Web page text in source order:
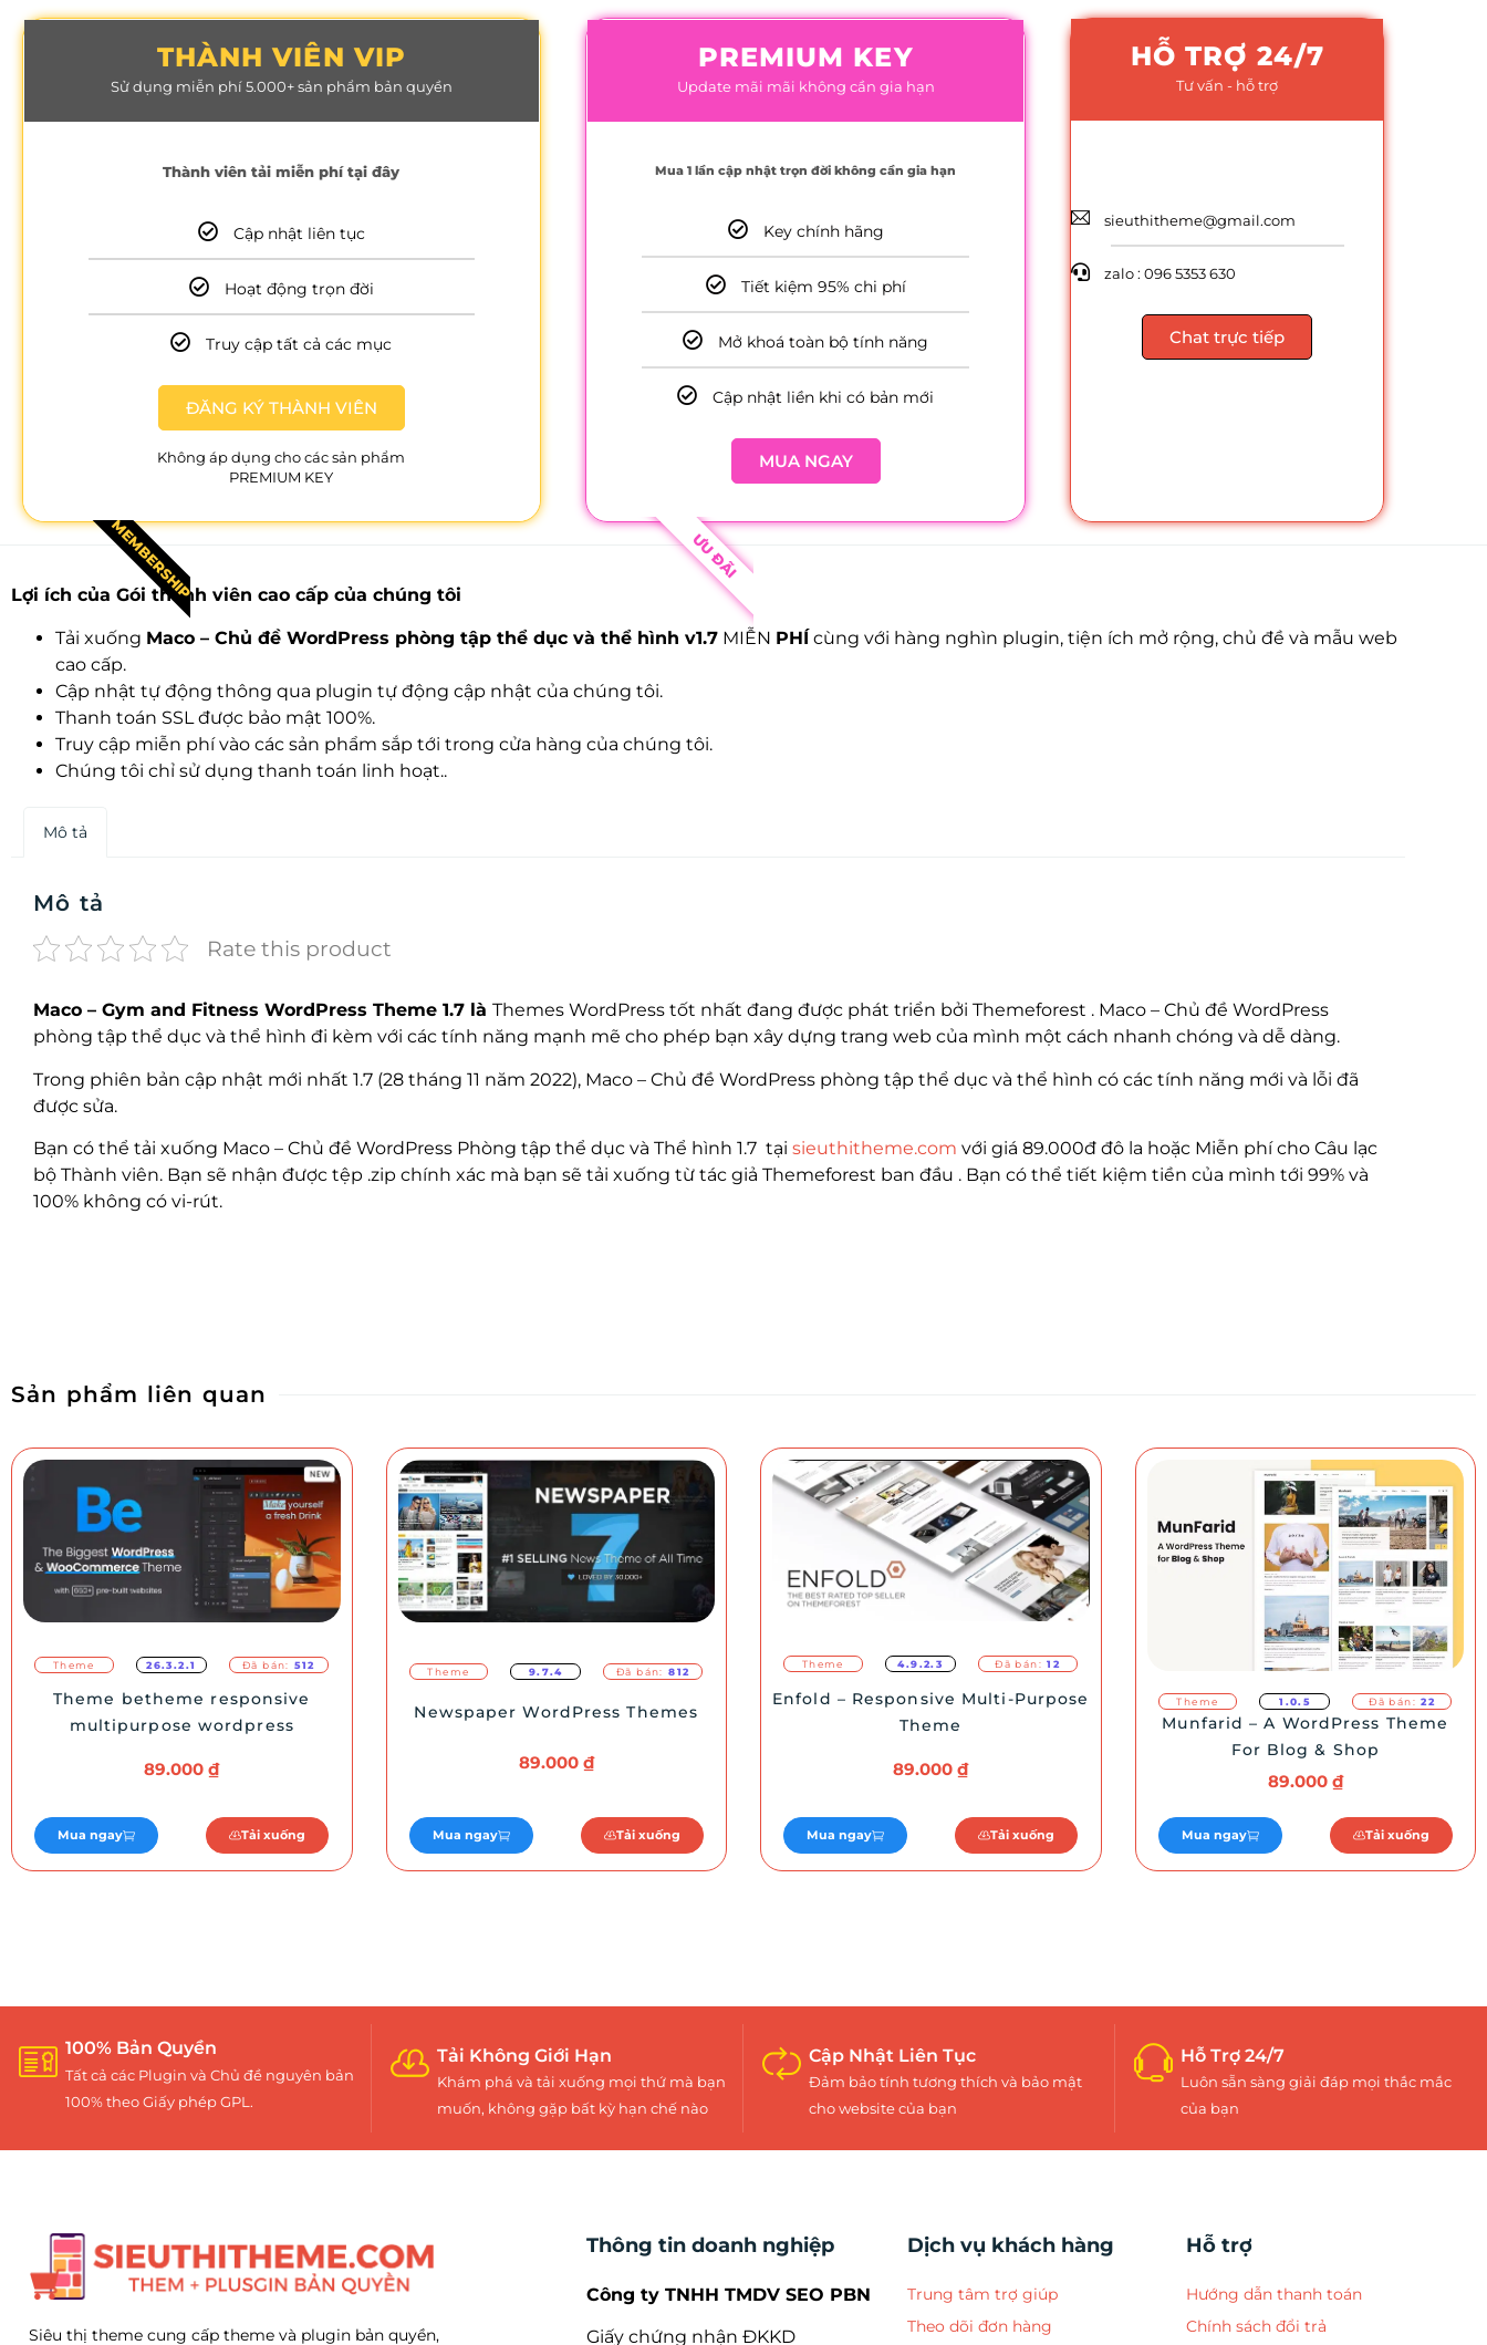
THÀNH VIÊN VIP
Sử dụng miễn phí 5.000+ sản phẩm bản quyền
Thành viên tải miễn phí tại đây
Cập nhật liên tục
Hoạt động trọn đời
Truy cập tất cả các mục
ĐĂNG KÝ THÀNH VIÊN
Không áp dụng cho các sản phẩm
PREMIUM KEY
MEMBERSHIP
PREMIUM KEY
Update mãi mãi không cần gia hạn
Mua 1 lần cập nhật trọn đời không cần gia hạn
Key chính hãng
Tiết kiệm 95% chi phí
Mở khoá toàn bộ tính năng
Cập nhật liền khi có bản mới
MUA NGAY
ƯU ĐÃI
HỖ TRỢ 24/7
Tư vấn - hỗ trợ
sieuthitheme@gmail.com
zalo : 096 5353 630
Chat trực tiếp
Lợi ích của Gói thành viên cao cấp của chúng tôi
Tải xuống Maco – Chủ đề WordPress phòng tập thể dục và thể hình v1.7 MIỄN PHÍ cùng với hàng nghìn plugin, tiện ích mở rộng, chủ đề và mẫu web
cao cấp.
Cập nhật tự động thông qua plugin tự động cập nhật của chúng tôi.
Thanh toán SSL được bảo mật 100%.
Truy cập miễn phí vào các sản phẩm sắp tới trong cửa hàng của chúng tôi.
Chúng tôi chỉ sử dụng thanh toán linh hoạt..
Mô tả
Mô tả
Rate this product
Maco – Gym and Fitness WordPress Theme 1.7 là Themes WordPress tốt nhất đang được phát triển bởi Themeforest . Maco – Chủ đề WordPress
phòng tập thể dục và thể hình đi kèm với các tính năng mạnh mẽ cho phép bạn xây dựng trang web của mình một cách nhanh chóng và dễ dàng.
Trong phiên bản cập nhật mới nhất 1.7 (28 tháng 11 năm 2022), Maco – Chủ đề WordPress phòng tập thể dục và thể hình có các tính năng mới và lỗi đã
được sửa.
Bạn có thể tải xuống Maco – Chủ đề WordPress Phòng tập thể dục và Thể hình 1.7 tại sieuthitheme.com với giá 89.000đ đô la hoặc Miễn phí cho Câu lạc
bộ Thành viên. Bạn sẽ nhận được tệp .zip chính xác mà bạn sẽ tải xuống từ tác giả Themeforest ban đầu . Bạn có thể tiết kiệm tiền của mình tới 99% và
100% không có vi-rút.
Sản phẩm liên quan
Theme 26.3.2.1 Đã bán: 512
Theme betheme responsive
multipurpose wordpress
89.000₫
Mua ngay Tải xuống
Theme 9.7.4 Đã bán: 812
Newspaper WordPress Themes
89.000 ₫
Mua ngay Tải xuống
Theme 4.9.2.3 Đã bán: 12
Enfold – Responsive Multi-Purpose
Theme
89.000₫
Mua ngay Tải xuống
Theme 1.0.5 Đã bán: 22
Munfarid – A WordPress Theme
For Blog & Shop
89.000 ₫
Mua ngay Tải xuống
100% Bản Quyền
Tất cả các Plugin và Chủ đề nguyên bản
100% theo Giấy phép GPL.
Tải Không Giới Hạn
Khám phá và tải xuống mọi thứ mà bạn
muốn, không gặp bất kỳ hạn chế nào
Cập Nhật Liên Tục
Đảm bảo tính tương thích và bảo mật
cho website của bạn
Hỗ Trợ 24/7
Luôn sẵn sàng giải đáp mọi thắc mắc
của bạn
Siêu thị theme cung cấp theme và plugin bản quyền,
Thông tin doanh nghiệp
Công ty TNHH TMDV SEO PBN
Giấy chứng nhận ĐKKD
Dịch vụ khách hàng
Trung tâm trợ giúp
Theo dõi đơn hàng
Hỗ trợ
Hướng dẫn thanh toán
Chính sách đổi trả